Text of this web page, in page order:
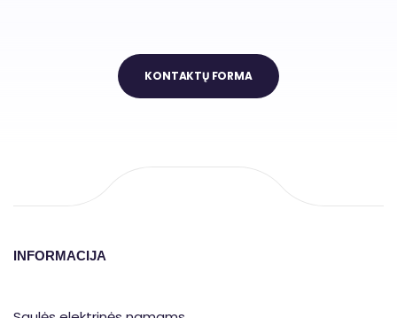
KONTAKTŲ FORMA
INFORMACIJA